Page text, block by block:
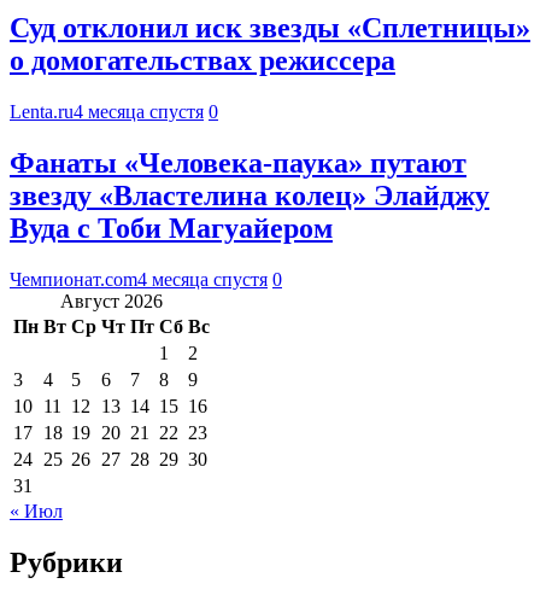
Суд отклонил иск звезды «Сплетницы»
о домогательствах режиссера
Lenta.ru4 месяца спустя 0
Фанаты «Человека-паука» путают
звезду «Властелина колец» Элайджу
Вуда с Тоби Магуайером
Чемпионат.com4 месяца спустя 0
Август 2026
Пн Вт Ср Чт Пт Сб Вс
1
2
3
4 5 6 7 8
9
10 11 12 13 14 15 16
17 18 19 20 21 22 23
24 25 26 27 28 29 30
31
« Июл
Рубрики